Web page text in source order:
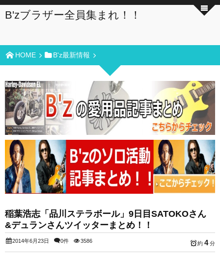
B'zブラザー全員集まれ！！
HOME B'z最新情報
稲葉浩志「品川ステラボール」9日目SATOKOさん
&デュランさんツイッターまとめ！！
2014年6月23日 0件 3586 約 4分